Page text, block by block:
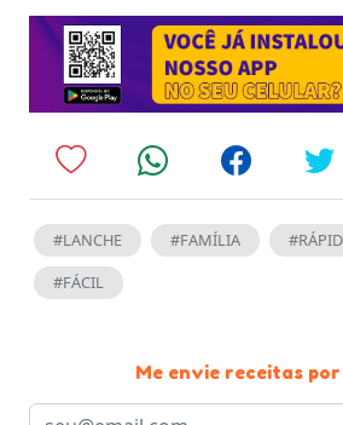
#LANCHE #FAMÍLIA
#FÁCIL
Me envie receitas